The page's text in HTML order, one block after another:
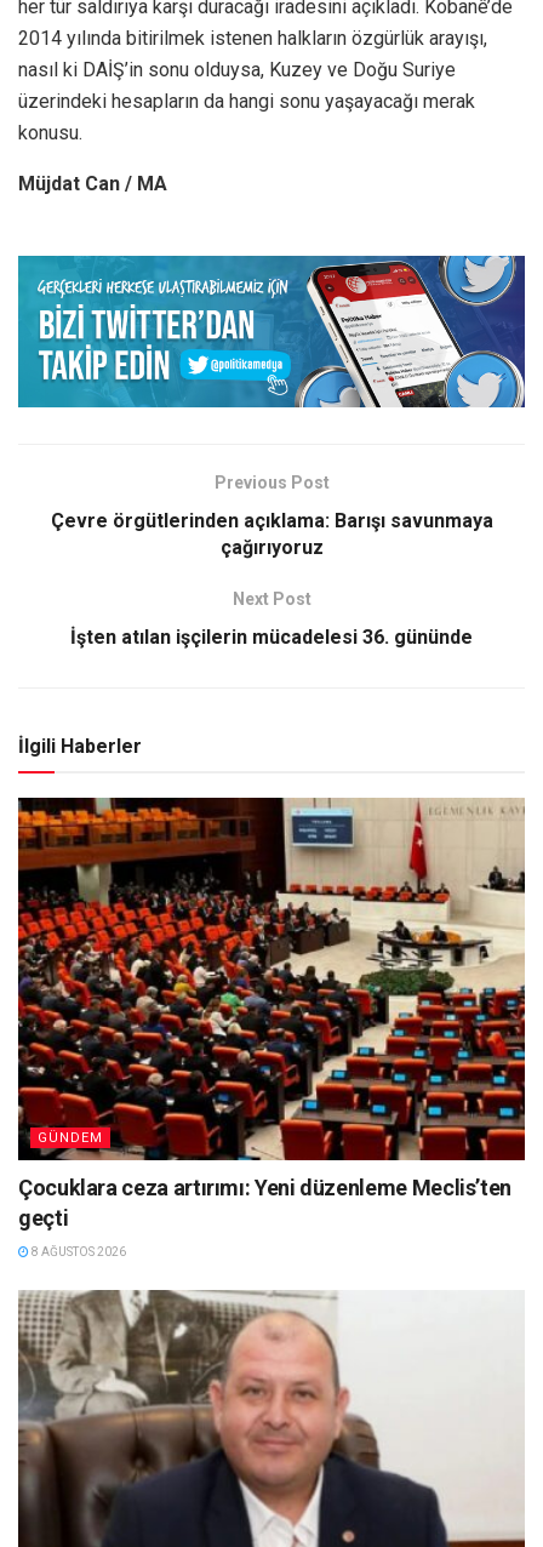
her tür saldırıya karşı duracağı iradesini açıkladı. Kobanê’de
2014 yılında bitirilmek istenen halkların özgürlük arayışı,
nasıl ki DAİŞ’in sonu olduysa, Kuzey ve Doğu Suriye
üzerindeki hesapların da hangi sonu yaşayacağı merak
konusu.
Müjdat Can / MA
Previous Post
Çevre örgütlerinden açıklama: Barışı savunmaya
çağırıyoruz
Next Post
İşten atılan işçilerin mücadelesi 36. gününde
İlgili Haberler
GÜNDEM
Çocuklara ceza artırımı: Yeni düzenleme Meclis’ten
geçti
8 AĞUSTOS 2026